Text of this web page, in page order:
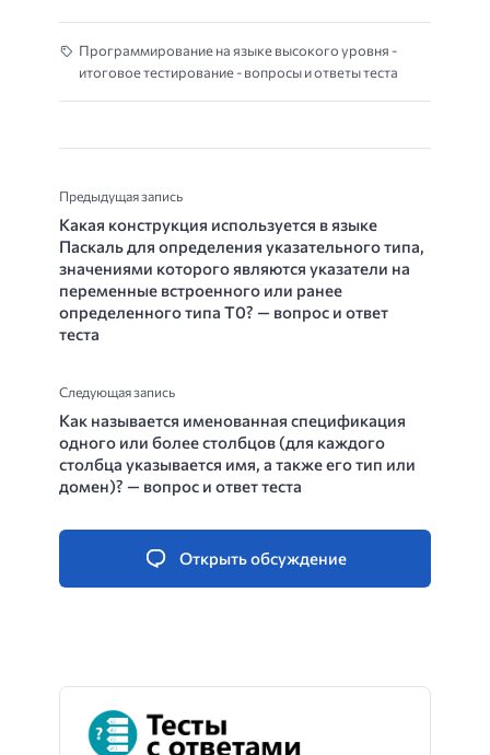
Программирование на языке высокого уровня -
итоговое тестирование - вопросы и ответы теста
Предыдущая запись
Какая конструкция используется в языке
Паскаль для определения указательного типа,
значениями которого являются указатели на
переменные встроенного или ранее
определенного типа T0? — вопрос и ответ
теста
Следующая запись
Как называется именованная спецификация
одного или более столбцов (для каждого
столбца указывается имя, а также его тип или
домен)? — вопрос и ответ теста
Открыть обсуждение